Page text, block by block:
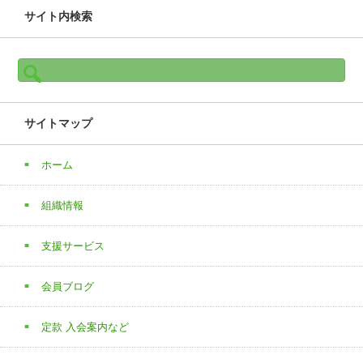
サイト内検索
検
索:
サイトマップ
ホーム
組織情報
支援サービス
会員ブログ
定款 入会案内など